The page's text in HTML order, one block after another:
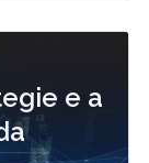
e a